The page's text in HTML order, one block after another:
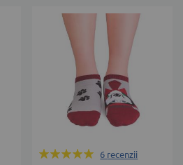
Rating:
6 recenzii